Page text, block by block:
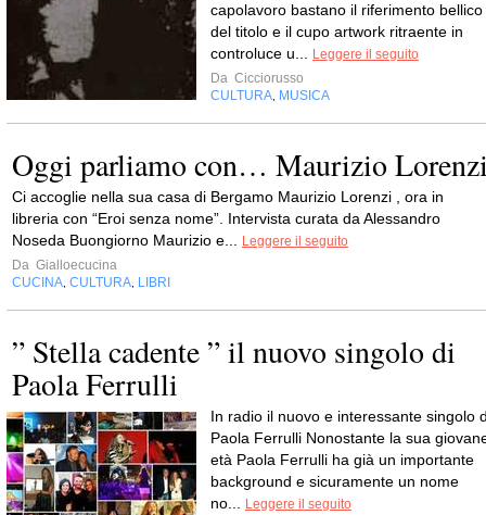
capolavoro bastano il riferimento bellico
del titolo e il cupo artwork ritraente in
controluce u...
Leggere il seguito
Da Cicciorusso
CULTURA MUSICA
Oggi parliamo con… Maurizio
Ci accoglie nella sua casa di Bergamo Maurizio Lorenzi , ora in
libreria con “Eroi senza nome”. Intervista curata da Alessandro
Noseda Buongiorno Maurizio e...
Leggere il seguito
Da Gialloecucina
CUCINA CULTURA LIBRI
” Stella cadente ” il nuovo singolo di
Paola Ferrulli
In radio il nuovo e interessante singolo
Paola Ferrulli Nonostante la sua
età Paola Ferrulli ha già un importante
background e sicuramente un nome
no...
Leggere il seguito